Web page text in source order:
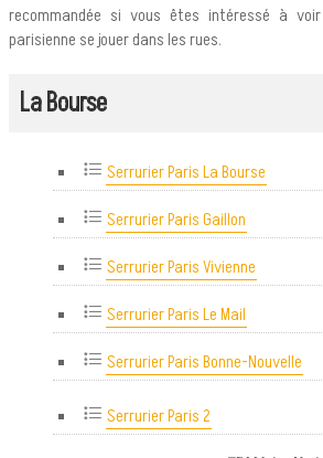
recommandée si vous êtes intéressé à
parisienne se jouer dans les rues.
La Bourse
Serrurier Paris La Bourse
Serrurier Paris Gaillon
Serrurier Paris Vivienne
Serrurier Paris Le Mail
Serrurier Paris Bonne-Nouvelle
Serrurier Paris 2